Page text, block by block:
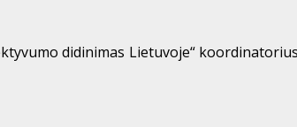
didinimas Lietuvoje“